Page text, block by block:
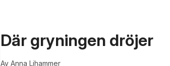
Där gryningen dröjer
Av Anna Lihammer